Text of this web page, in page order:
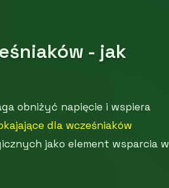
- jak
obniżyć napięcie i wspiera
dla wcześniaków
jako element wsparcia w